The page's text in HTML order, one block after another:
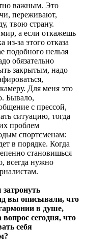
важным. Это
переживают,
твою страну.
а если откажешь
из-за этого отказа
подобного нельзя
обязательно
закрытым, надо
Для меня это
Бывало,
с прессой,
ситуацию, тогда
проблем
спортсменам:
в порядке. Когда
становишься
всегда нужно
затронуть
вы описывали, что
в душе,
сегодня, что
себя